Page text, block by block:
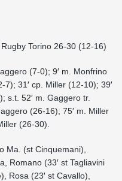
Torino 26-30 (12-16)
(7-0); 9′ m. Monfrino
31′ cp. Miller (12-10); 39′
s.t. 52′ m. Gaggero tr.
(26-16); 75′ m. Miller
(26-30).
Ma. (st Cinquemani),
Romano (33′ st Tagliavini
Rosa (23′ st Cavallo),